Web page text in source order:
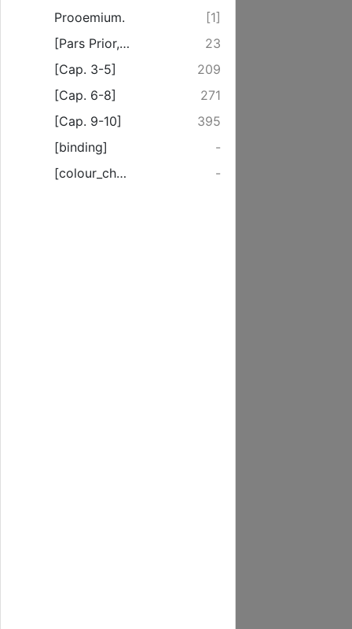
Prooemium.
[1]
[Pars Prior, Cap. 1-2]
23
[Cap. 3-5]
209
[Cap. 6-8]
271
[Cap. 9-10]
395
[binding]
-
[colour_checker]
-